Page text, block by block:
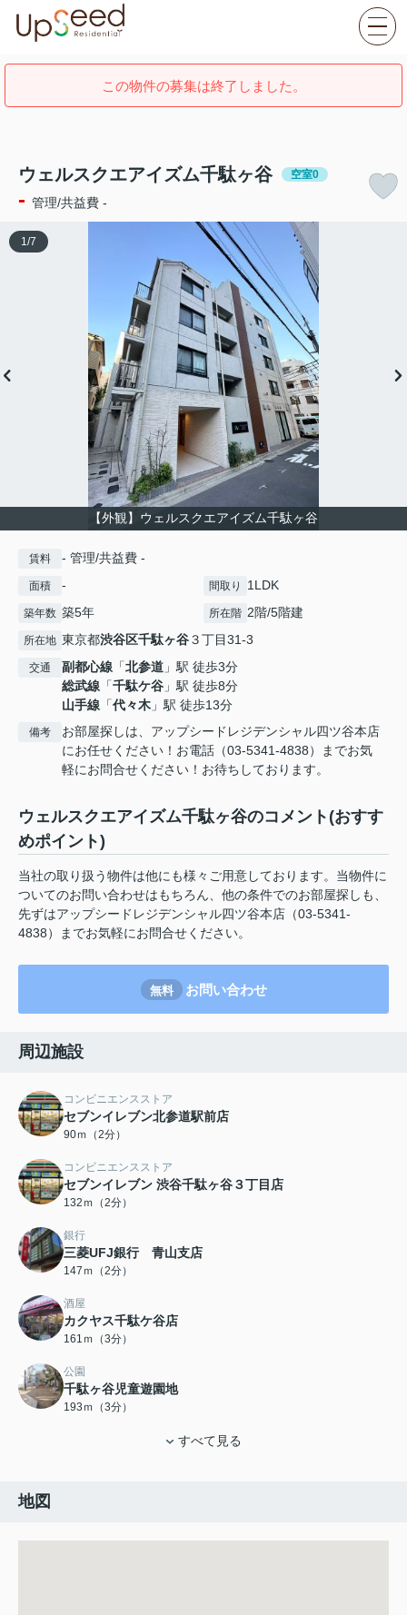
この物件の募集は終了しました。
ウェルスクエアイズム千駄ヶ谷 空室0
- 管理/共益費 -
【外観】ウェルスクエアイズム千駄ヶ谷
1 /7
賃料 - 管理/共益費 -
面積 - 間取り 1LDK
築年数 築5年 所在階 2階/5階建
所在地 東京都渋谷区千駄ヶ谷３丁目31-3
交通 副都心線 「北参道 」駅 徒歩3分
総武線 「千駄ケ谷 」駅 徒歩8分
山手線 「代々木 」駅 徒歩13分
備考
お部屋探しは、アップシードレジデンシャル四ツ谷本店
にお任せください！お電話（03-5341-4838）までお気
軽にお問合せください！お待ちしております。
ウェルスクエアイズム千駄ヶ谷のコメント(おすす
めポイント)
当社の取り扱う物件は他にも様々ご用意しております。当物件に
ついてのお問い合わせはもちろん、他の条件でのお部屋探しも、
先ずはアップシードレジデンシャル四ツ谷本店（03-5341-
4838）までお気軽にお問合せください。
無料 お問い合わせ
周辺施設
コンビニエンスストア
セブンイレブン北参道駅前店
90ｍ（2分）
コンビニエンスストア
セブンイレブン 渋谷千駄ヶ谷３丁目店
132ｍ（2分）
銀行
三菱UFJ銀行 青山支店
147ｍ（2分）
酒屋
カクヤス千駄ケ谷店
161ｍ（3分）
公園
千駄ヶ谷児童遊園地
193ｍ（3分）
すべて見る
地図